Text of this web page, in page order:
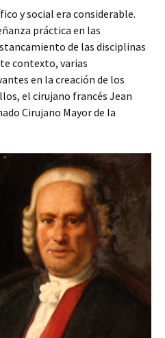
y social era considerable.
práctica en las
de las disciplinas
contexto, varias
en la creación de los
el cirujano francés Jean
Cirujano Mayor de la